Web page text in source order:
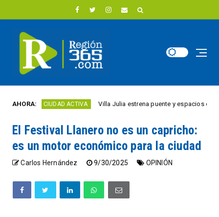
AHORA:
CIUDAD ACTIVA Villa Julia estrena puente y espacios comerciales
El Festival Llanero no es un capricho:
es un motor económico para la ciudad
Carlos Hernández 9/30/2025 OPINIÓN